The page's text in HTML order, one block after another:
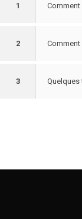
1
2 Comment
3 Quelques